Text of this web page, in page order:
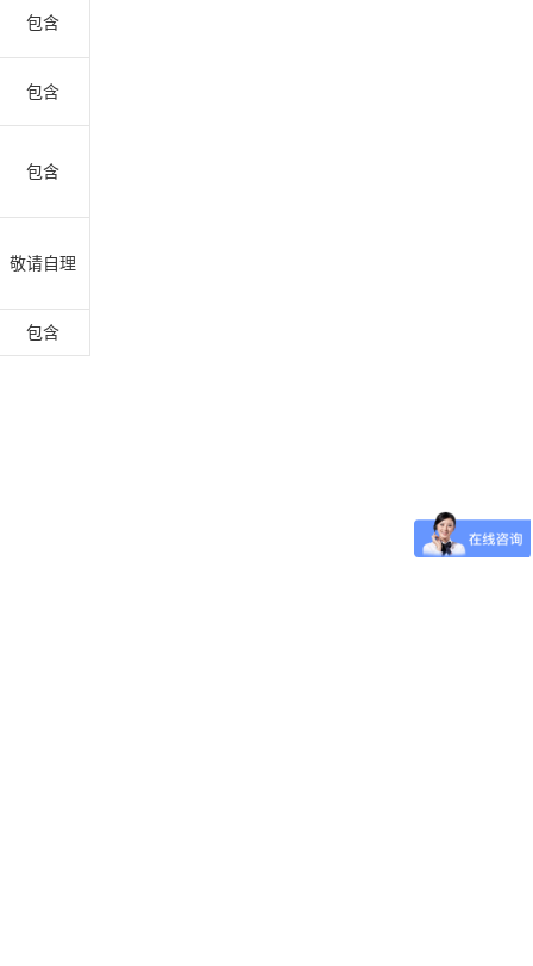
包含
包含
包含
敬请自理
包含